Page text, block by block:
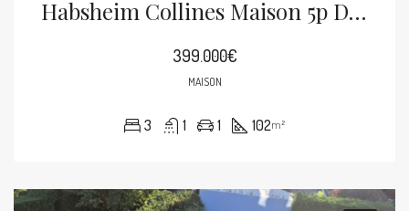
Habsheim Collines Maison 5p De 102m² Sur 11.98ares
399.000€
MAISON
3 1 1 102m²